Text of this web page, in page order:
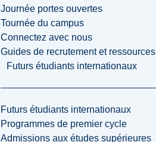
Journée portes ouvertes
Tournée du campus
Connectez avec nous
Guides de recrutement et ressources
Futurs étudiants internationaux
Futurs étudiants internationaux
Programmes de premier cycle
Admissions aux études supérieures